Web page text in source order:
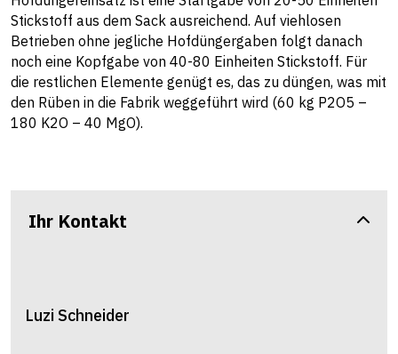
Stickstoff aus dem Sack ausreichend. Auf viehlosen
Betrieben ohne jegliche Hofdüngergaben folgt danach
noch eine Kopfgabe von 40-80 Einheiten Stickstoff. Für
die restlichen Elemente genügt es, das zu düngen, was mit
den Rüben in die Fabrik weggeführt wird (60 kg P2O5 –
180 K2O – 40 MgO).
Ihr Kontakt
Luzi Schneider